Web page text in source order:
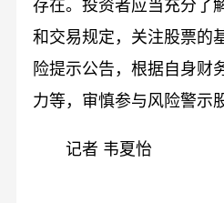
存在。投资者应当充分了
和交易规定，关注股票的
险提示公告，根据自身财
力等，审慎参与风险警示
记者 韦夏怡